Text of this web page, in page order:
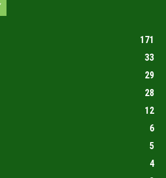
171
33
29
28
12
6
5
4